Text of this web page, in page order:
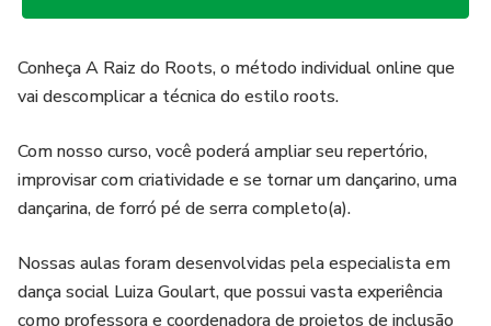
Conheça A Raiz do Roots, o método individual online que
vai descomplicar a técnica do estilo roots.
Com nosso curso, você poderá ampliar seu repertório,
improvisar com criatividade e se tornar um dançarino, uma
dançarina, de forró pé de serra completo(a).
Nossas aulas foram desenvolvidas pela especialista em
dança social Luiza Goulart, que possui vasta experiência
como professora e coordenadora de projetos de inclusão